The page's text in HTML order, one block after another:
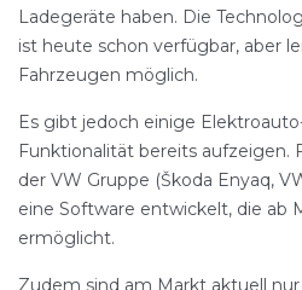
Ladegeräte haben. Die
ist heute schon verfügbar, aber
Fahrzeugen möglich.
Es gibt jedoch einige
Funktionalität bereits aufzeigen.
der VW Gruppe (Škoda Enyaq,
eine Software entwickelt, die ab
ermöglicht.
Zudem sind am Markt aktuell